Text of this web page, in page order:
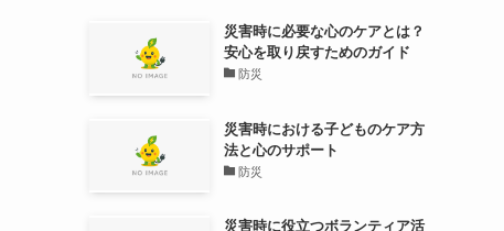
災害時に必要な心のケアとは？
安心を取り戻すためのガイド
防災
災害時における子どものケア方
法と心のサポート
防災
災害時に役立つボランティア活